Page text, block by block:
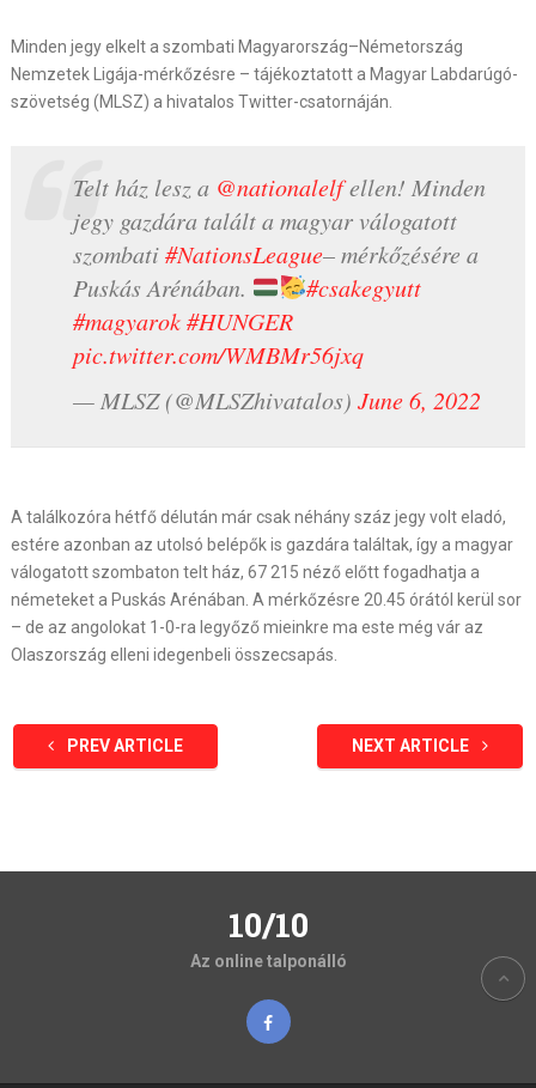
Minden jegy elkelt a szombati Magyarország–Németország
Nemzetek Ligája-mérkőzésre – tájékoztatott a Magyar Labdarúgó-
szövetség (MLSZ) a hivatalos Twitter-csatornáján.
Telt ház lesz a @nationalelfellen! Minden
jegy gazdára talált a magyar válogatott
szombati#NationsLeague– mérkőzésére a
Puskás Arénában.
#csakegyutt
#magyarok #HUNGER
pic.twitter.com/WMBMr56jxq
— MLSZ (@MLSZhivatalos) June 6, 2022
A találkozóra hétfő délután már csak néhány száz jegy volt eladó,
estére azonban az utolsó belépők is gazdára találtak, így a magyar
válogatott szombaton telt ház, 67 215 néző előtt fogadhatja a
németeket a Puskás Arénában. A mérkőzésre 20.45 órától kerül sor
– de az angolokat 1-0-ra legyőző mieinkre ma este még vár az
Olaszország elleni idegenbeli összecsapás.
PREV ARTICLE NEXT ARTICLE
10/10
Az online talponálló